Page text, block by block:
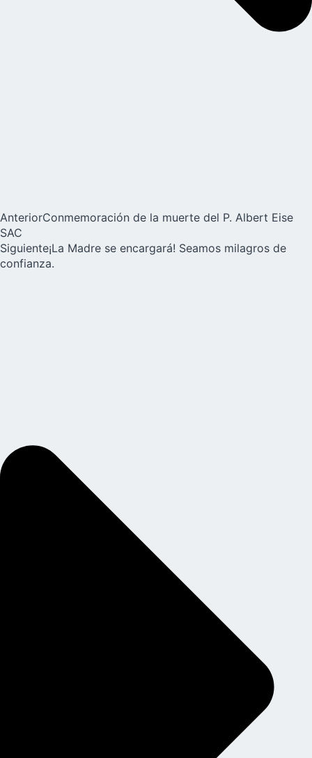
AnteriorConmemoración de la muerte del P. Albert Eise
SAC
Siguiente¡La Madre se encargará! Seamos milagros de
confianza.